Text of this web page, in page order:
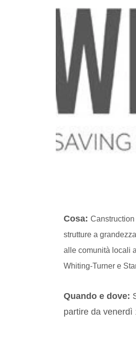
Cosa:
strutture a
alle comunità locali
Whiting-Turner e
Quando e dove:
partire da venerdì